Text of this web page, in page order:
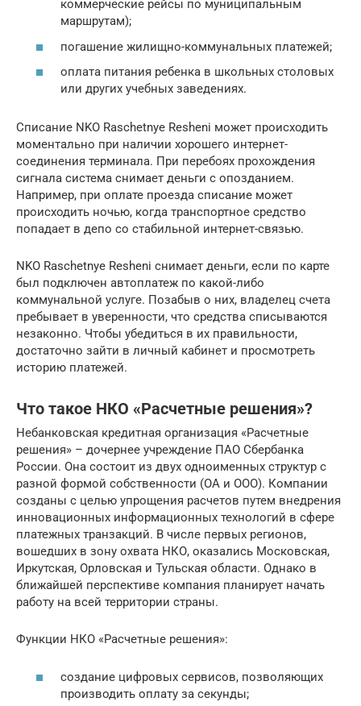
коммерческие рейсы по муниципальным
маршрутам);
погашение жилищно-коммунальных платежей;
оплата питания ребенка в школьных столовых
или других учебных заведениях.
Списание NKO Raschetnye Resheni может происходить
моментально при наличии хорошего интернет-
соединения терминала. При перебоях прохождения
сигнала система снимает деньги с опозданием.
Например, при оплате проезда списание может
происходить ночью, когда транспортное средство
попадает в депо со стабильной интернет-связью.
NKO Raschetnye Resheni снимает деньги, если по карте
был подключен автоплатеж по какой-либо
коммунальной услуге. Позабыв о них, владелец счета
пребывает в уверенности, что средства списываются
незаконно. Чтобы убедиться в их правильности,
достаточно зайти в личный кабинет и просмотреть
историю платежей.
Что такое НКО «Расчетные решения»?
Небанковская кредитная организация «Расчетные
решения» – дочернее учреждение ПАО Сбербанка
России. Она состоит из двух одноименных структур с
разной формой собственности (ОА и ООО). Компании
созданы с целью упрощения расчетов путем внедрения
инновационных информационных технологий в сфере
платежных транзакций. В числе первых регионов,
вошедших в зону охвата НКО, оказались Московская,
Иркутская, Орловская и Тульская области. Однако в
ближайшей перспективе компания планирует начать
работу на всей территории страны.
Функции НКО «Расчетные решения»:
создание цифровых сервисов, позволяющих
производить оплату за секунды;